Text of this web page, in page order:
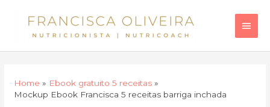
Home
Ebook gratuito 5 receitas
Mockup Ebook Francisca 5 receitas barriga inchada